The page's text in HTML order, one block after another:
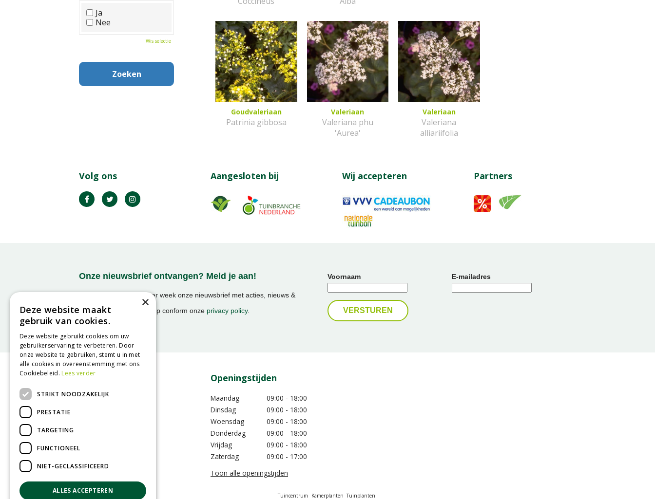
Goudvaleriaan
Patrinia gibbosa
Valeriaan
Valeriana phu
'Aurea'
Valeriaan
Valeriana
alliariifolia
Ja
Nee
Wis selectie
Volg ons Aangesloten bij Wij accepteren Partners
Onze nieuwsbrief ontvangen? Meld je aan!
Ontvang ongeveer 1x per week onze nieuwsbrief met acties, nieuws &
We slaan uw gegevens op conform onze privacy policy.
Voornaam E-mailadres
Contact
GroenRijk Assen
Openingstijden
Maandag
09:00 - 18:00
Dinsdag
09:00 - 18:00
Woensdag
09:00 - 18:00
Donderdag
09:00 - 18:00
Vrijdag
09:00 - 18:00
Zaterdag
09:00 - 17:00
Toon alle openingstijden
Tuincentrum Kamerplanten Tuinplanten
×
Deze website maakt
gebruik van cookies.
Deze website gebruikt cookies om uw
gebruikerservaring te verbeteren. Door
onze website te gebruiken, stemt u in met
alle cookies in overeenstemming met ons
Cookiebeleid.Lees verder
STRIKT NOODZAKELIJK
PRESTATIE
TARGETING
FUNCTIONEEL
NIET-GECLASSIFICEERD
ALLES ACCEPTEREN